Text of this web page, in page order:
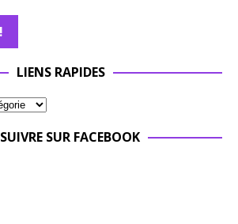
LIENS RAPIDES
SUIVRE SUR FACEBOOK